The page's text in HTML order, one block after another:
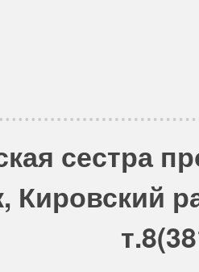
сестра
Кировский